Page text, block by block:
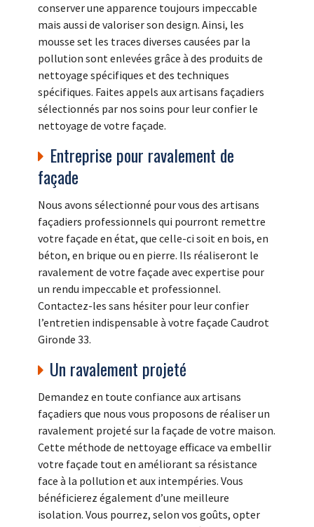
conserver une apparence toujours impeccable
mais aussi de valoriser son design. Ainsi, les
mousse set les traces diverses causées par la
pollution sont enlevées grâce à des produits de
nettoyage spécifiques et des techniques
spécifiques. Faites appels aux artisans façadiers
sélectionnés par nos soins pour leur confier le
nettoyage de votre façade.
Entreprise pour ravalement de
façade
Nous avons sélectionné pour vous des artisans
façadiers professionnels qui pourront remettre
votre façade en état, que celle-ci soit en bois, en
béton, en brique ou en pierre. Ils réaliseront le
ravalement de votre façade avec expertise pour
un rendu impeccable et professionnel.
Contactez-les sans hésiter pour leur confier
l’entretien indispensable à votre façade Caudrot
Gironde 33.
Un ravalement projeté
Demandez en toute confiance aux artisans
façadiers que nous vous proposons de réaliser un
ravalement projeté sur la façade de votre maison.
Cette méthode de nettoyage efficace va embellir
votre façade tout en améliorant sa résistance
face à la pollution et aux intempéries. Vous
bénéficierez également d’une meilleure
isolation. Vous pourrez, selon vos goûts, opter